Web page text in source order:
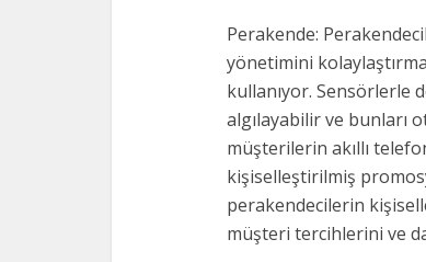
Perakende:
yönetimini
kullanıyor. Sensörlerle
algılayabilir ve bunları
müşterilerin akıllı
kişiselleştirilmiş
perakendecilerin
müşteri tercihlerini ve